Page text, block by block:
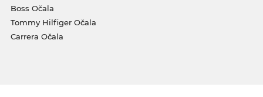
Boss Očala
Tommy Hilfiger Očala
Carrera Očala